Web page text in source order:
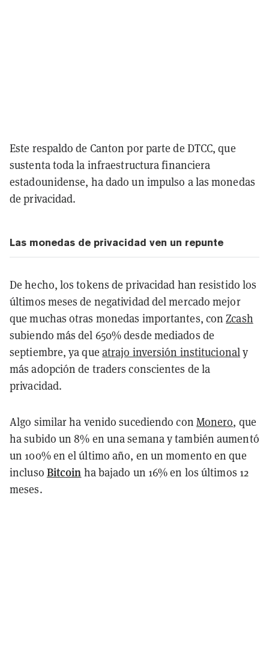
Este respaldo de Canton por parte de DTCC, que
sustenta toda la infraestructura financiera
estadounidense, ha dado un impulso a las monedas
de privacidad.
Las monedas de privacidad ven un repunte
De hecho, los tokens de privacidad han resistido los
últimos meses de negatividad del mercado mejor
que muchas otras monedas importantes, conZcash
subiendo más del 650% desde mediados de
septiembre, ya que atrajo inversión institucionaly
más adopción de traders conscientes de la
privacidad.
Algo similar ha venido sucediendo con Monero, que
ha subido un 8% en una semana y también aumentó
un 100% en el último año, en un momento en que
incluso Bitcoin ha bajado un 16% en los últimos 12
meses.